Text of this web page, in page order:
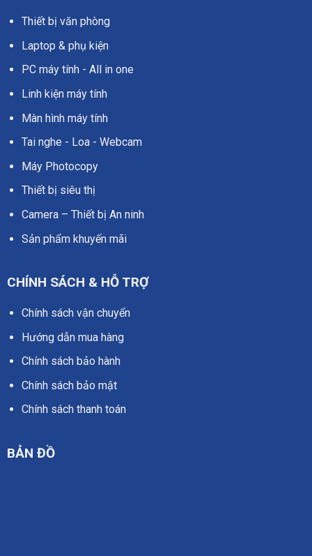
Thiết bị văn phòng
Laptop & phụ kiện
PC máy tính - All in one
Linh kiện máy tính
Màn hình máy tính
Tai nghe - Loa - Webcam
Máy Photocopy
Thiết bị siêu thị
Camera – Thiết bị An ninh
Sản phẩm khuyến mãi
CHÍNH SÁCH & HỖ TRỢ
Chính sách vận chuyển
Hướng dẫn mua hàng
Chính sách bảo hành
Chính sách bảo mật
Chính sách thanh toán
BẢN ĐỒ